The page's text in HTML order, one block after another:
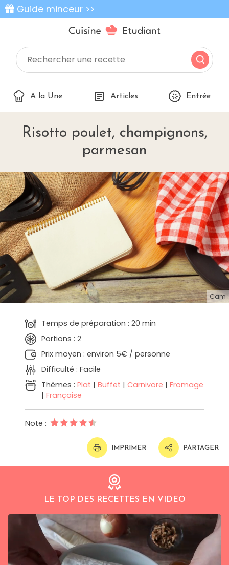
Guide minceur >>
A la Une Articles Entrée
Risotto poulet, champignons,
parmesan
Cam
Temps de préparation : 20 min
Portions : 2
Prix moyen : environ 5€ / personne
Difficulté : Facile
Thèmes : Plat | Buffet | Carnivore | Fromage
| Française
Note :
IMPRIMER PARTAGER
LE TOP DES RECETTES EN VIDEO